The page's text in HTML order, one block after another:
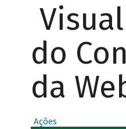
do
da
Ações